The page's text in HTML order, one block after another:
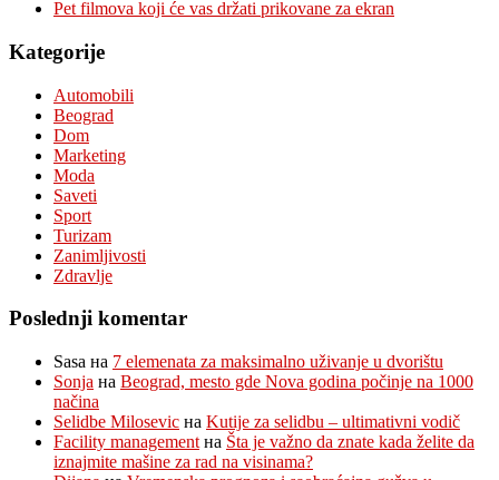
Pet filmova koji će vas držati prikovane za ekran
Kategorije
Automobili
Beograd
Dom
Marketing
Moda
Saveti
Sport
Turizam
Zanimljivosti
Zdravlje
Poslednji komentar
Sasa на 7 elemenata za maksimalno uživanje u dvorištu
Sonja на Beograd, mesto gde Nova godina počinje na 1000
načina
Selidbe Milosevic на Kutije za selidbu – ultimativni vodič
Facility management на Šta je važno da znate kada želite da
iznajmite mašine za rad na visinama?